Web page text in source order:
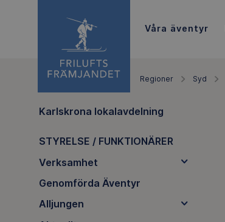
Våra äventyr
Regioner Syd
Karlskrona lokalavdelning
STYRELSE / FUNKTIONÄRER
Verksamhet
Genomförda Äventyr
Alljungen